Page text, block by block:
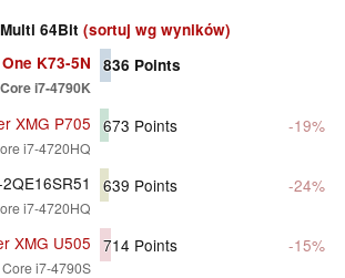
64Bit (sortuj wg wyników)
One K73-5N
Core i7-4790K
836 Points
XMG P705
i7-4720HQ
673 Points -19%
i7-4720HQ
639 Points -24%
XMG U505
Core i7-4790S
714 Points -15%